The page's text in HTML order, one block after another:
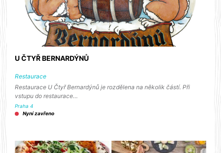
U ČTYŘ BERNARDÝNŮ
Restaurace
Restaurace U Čtyř Bernardýnů je rozdělena na několik částí. Při
vstupu do restaurace…
Praha 4
Nyní zavřeno